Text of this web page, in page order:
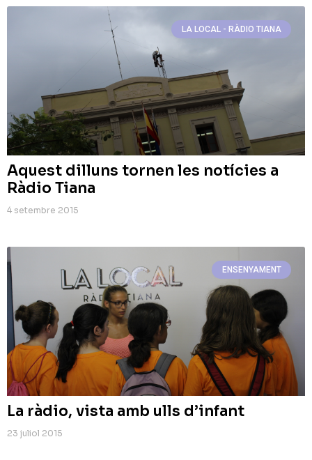
LA LOCAL - RÀDIO TIANA
Aquest dilluns tornen les notícies a
Ràdio Tiana
4 setembre 2015
ENSENYAMENT
La ràdio, vista amb ulls d’infant
23 juliol 2015